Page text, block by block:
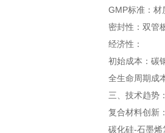
GMP标准：材
密封性：双管
经济性：
初始成本：碳
全生命周期成
三、技术趋势
复合材料创新
碳化硅-石墨